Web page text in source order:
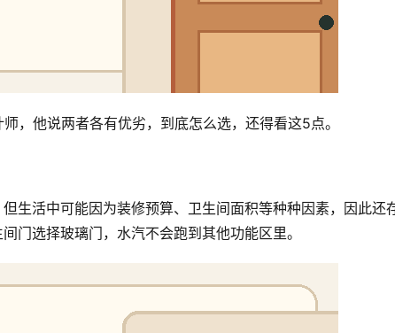
，他说两者各有优劣，到底怎么选，还得看这5点。
生活中可能因为装修预算、卫生间面积等种种因素，因此还
门选择玻璃门，水汽不会跑到其他功能区里。